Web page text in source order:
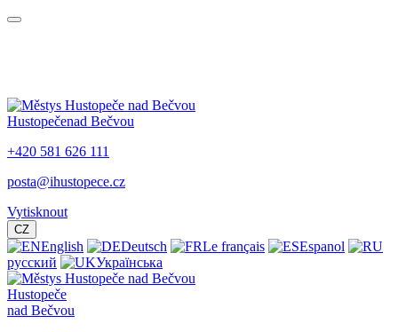
Hustopečenad Bečvou
+420 581 626 111
posta@ihustopece.cz
Vytisknout
CZ
English Deutsch Le français
Espanol
русский
Українська
Hustopeče
nad Bečvou